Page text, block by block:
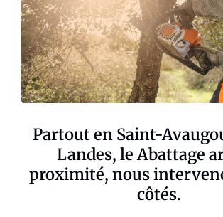
Partout en Saint-
Landes, le Abattage
proximité, nous
côtés.